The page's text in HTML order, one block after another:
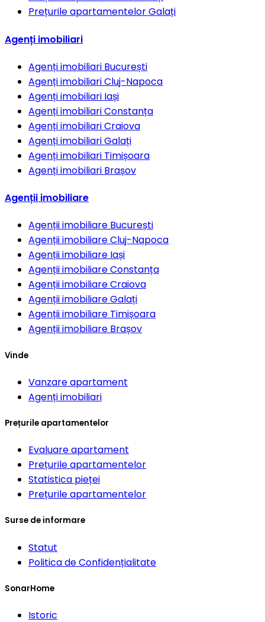
Prețurile apartamentelorGalați
Agenți imobiliari
Agenți imobiliari București
Agenți imobiliariCluj-Napoca
Agenți imobiliari Iași
Agenți imobiliariConstanța
Agenți imobiliariCraiova
Agenți imobiliariGalați
Agenți imobiliari Timișoara
Agenți imobiliari Brașov
Agenții imobiliare
Agenții imobiliare București
Agenții imobiliareCluj-Napoca
Agenții imobiliare Iași
Agenții imobiliareConstanța
Agenții imobiliareCraiova
Agenții imobiliareGalați
Agenții imobiliare Timișoara
Agenții imobiliare Brașov
Vinde
Vanzare apartament
Agenți imobiliari
Prețurile apartamentelor
Evaluare apartament
Prețurile apartamentelor
Statistica pieței
Prețurile apartamentelor
Surse de informare
Statut
Politica de Confidențialitate
SonarHome
Istoric